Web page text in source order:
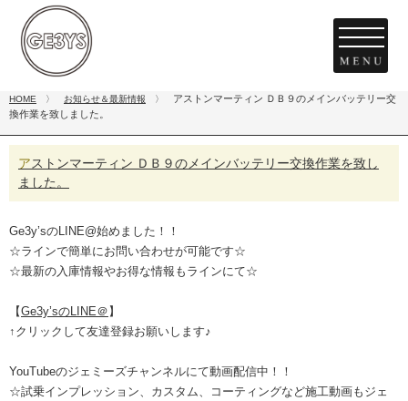
HOME 〉 お知らせ＆最新情報 〉
アストンマーティン ＤＢ９のメインバッテリー交
換作業を致しました。
アストンマーティン ＤＢ９のメインバッテリー交換作業を致し
ました。
Ge3y’sのLINE@始めました！！
☆ラインで簡単にお問い合わせが可能です☆
☆最新の入庫情報やお得な情報もラインにて☆
【Ge3y’sのLINE＠ 】
↑ クリックして友達登録お願いします♪
YouTubeのジェミーズチャンネルにて動画配信中！！
☆試乗インプレッション、カスタム、コーティングなど施工動画もジェ